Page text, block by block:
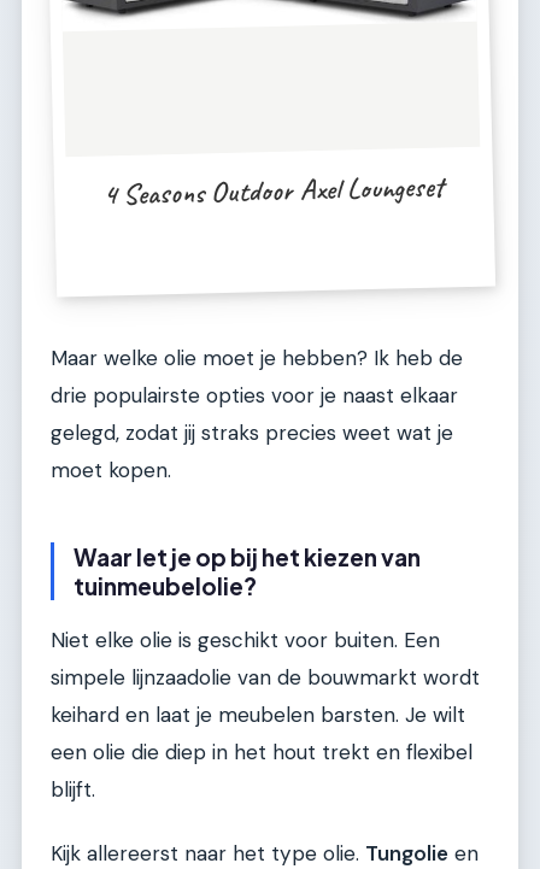
4 Seasons Outdoor Axel Loungeset
Maar welke olie moet je hebben? Ik heb de
drie populairste opties voor je naast elkaar
gelegd, zodat jij straks precies weet wat je
moet kopen.
Waar let je op bij het kiezen van
tuinmeubelolie?
Niet elke olie is geschikt voor buiten. Een
simpele lijnzaadolie van de bouwmarkt wordt
keihard en laat je meubelen barsten. Je wilt
een olie die diep in het hout trekt en flexibel
blijft.
Kijk allereerst naar het type olie. Tungolie en